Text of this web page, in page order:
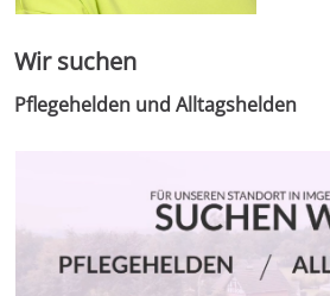
Wir suchen
Pflegehelden und Alltagshelden